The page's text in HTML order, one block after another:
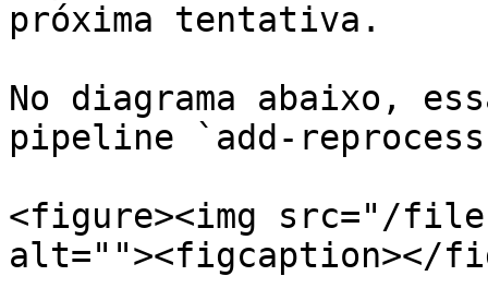
próxima tentativa.
No diagrama abaixo,
pipeline `add-
<figure><img src="/files/
alt=""><figcaption></